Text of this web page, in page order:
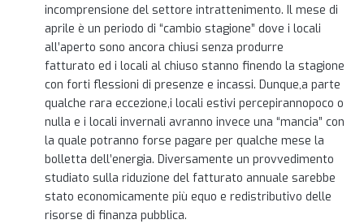
incomprensione del settore intrattenimento. Il mese di
aprile è un periodo di “cambio stagione” dove i locali
all’aperto sono ancora chiusi senza produrre
fatturato ed i locali al chiuso stanno finendo la stagione
con forti flessioni di presenze e incassi. Dunque,a parte
qualche rara eccezione,i locali estivi percepirannopoco o
nulla e i locali invernali avranno invece una “mancia” con
la quale potranno forse pagare per qualche mese la
bolletta dell’energia. Diversamente un provvedimento
studiato sulla riduzione del fatturato annuale sarebbe
stato economicamente più equo e redistributivo delle
risorse di finanza pubblica.